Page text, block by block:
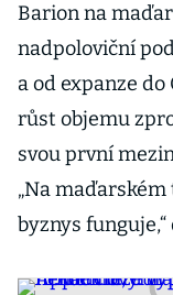
Barion na
nadpoloviční
a od expanze
růst objemu
svou první
„Na
byznys